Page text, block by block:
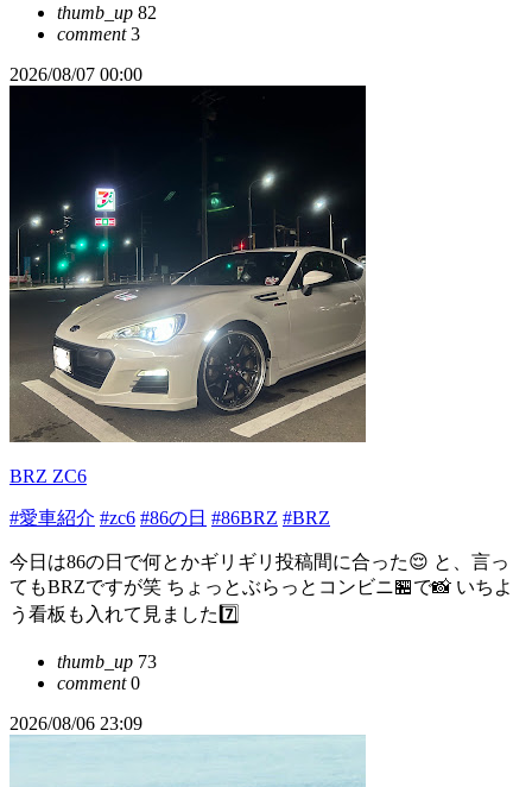
thumb_up 82
comment3
2026/08/07 00:00
BRZ ZC6
#愛車紹介 #zc6 #86の日 #86BRZ #BRZ
今日は86の日で何とかギリギリ投稿間に合った😌 と、言っ
てもBRZですが笑 ちょっとぶらっとコンビニ🏪で📸 いちよ
う看板も入れて見ました7️⃣
thumb_up 73
comment0
2026/08/06 23:09